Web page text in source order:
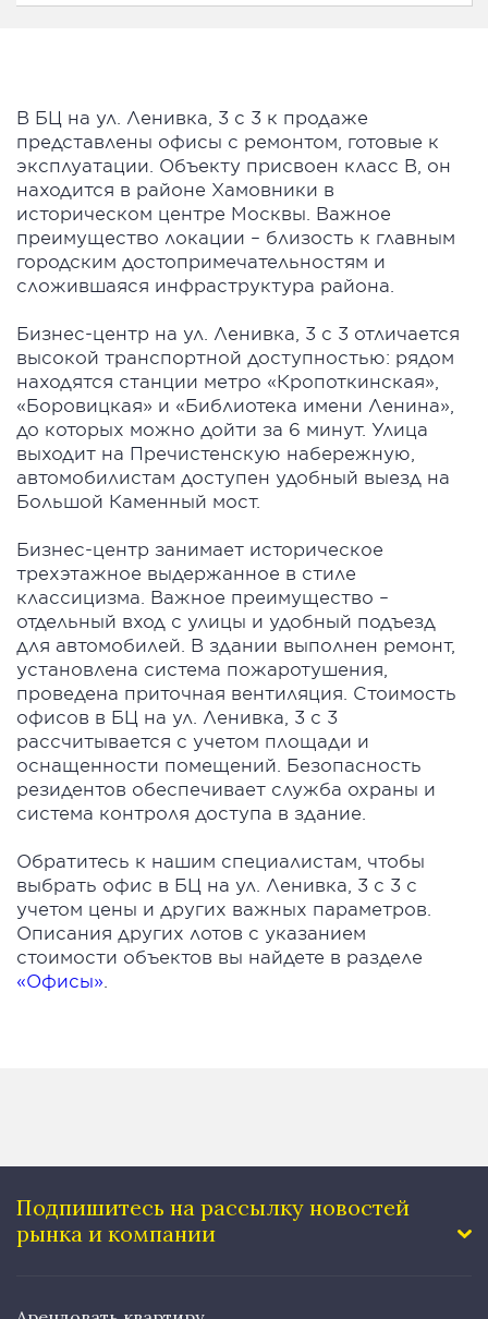
В БЦ на ул. Ленивка, 3 с 3 к продаже
представлены офисы с ремонтом, готовые к
эксплуатации. Объекту присвоен класс B, он
находится в районе Хамовники в
историческом центре Москвы. Важное
преимущество локации – близость к главным
городским достопримечательностям и
сложившаяся инфраструктура района.
Бизнес-центр на ул. Ленивка, 3 с 3 отличается
высокой транспортной доступностью: рядом
находятся станции метро «Кропоткинская»,
«Боровицкая» и «Библиотека имени Ленина»,
до которых можно дойти за 6 минут. Улица
выходит на Пречистенскую набережную,
автомобилистам доступен удобный выезд на
Большой Каменный мост.
Бизнес-центр занимает историческое
трехэтажное выдержанное в стиле
классицизма. Важное преимущество –
отдельный вход с улицы и удобный подъезд
для автомобилей. В здании выполнен ремонт,
установлена система пожаротушения,
проведена приточная вентиляция. Стоимость
офисов в БЦ на ул. Ленивка, 3 с 3
рассчитывается с учетом площади и
оснащенности помещений. Безопасность
резидентов обеспечивает служба охраны и
система контроля доступа в здание.
Обратитесь к нашим специалистам, чтобы
выбрать офис в БЦ на ул. Ленивка, 3 с 3 с
учетом цены и других важных параметров.
Описания других лотов с указанием
стоимости объектов вы найдете в разделе
«Офисы»
Подпишитесь на рассылку новостей
рынка и компании